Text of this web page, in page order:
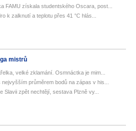
FAMU získala studentského Oscara, post...
k zalknutí a teplotu přes 41 °C hlás...
mistrů
velké zklamání. Osmnáctka je mim...
průměrem bodů na zápas v his...
Slavii zpět nechtějí, sestava Plzně vy...